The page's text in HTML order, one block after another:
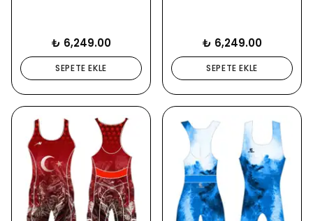
₺ 6,249.00
SEPETE EKLE
₺ 6,249.00
SEPETE EKLE